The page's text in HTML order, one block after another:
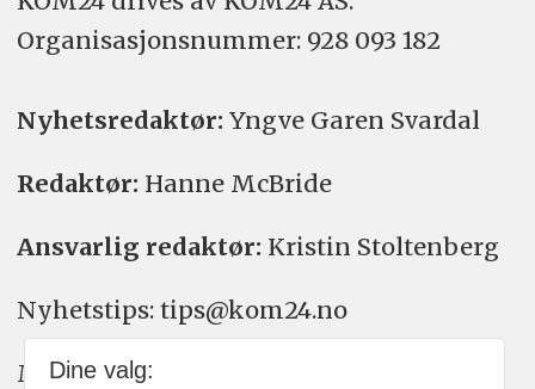
Organisasjons­nummer: 928 093 182
Nyhetsredaktør: Yngve Garen Svardal
Redaktør: Hanne McBride
Ansvarlig redaktør: Kristin Stoltenberg
Nyhetstips: tips@kom24.no
Meninger: meninger@kom24.no
Dine valg: